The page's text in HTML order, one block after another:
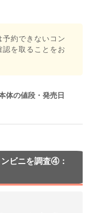
予約できないコン
認を取ることをお
体の値段・発売日
ビニを調査④：